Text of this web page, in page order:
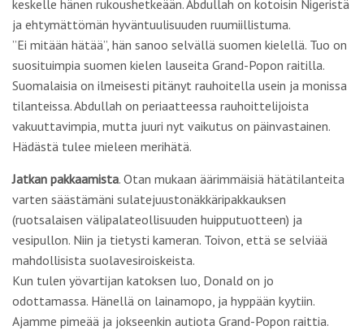
keskelle hänen rukoushetkeään. Abdullah on kotoisin Nigeristä
ja ehtymättömän hyväntuulisuuden ruumiillistuma.
”Ei mitään hätää”, hän sanoo selvällä suomen kielellä. Tuo on
suosituimpia suomen kielen lauseita Grand-Popon raitilla.
Suomalaisia on ilmeisesti pitänyt rauhoitella usein ja monissa
tilanteissa. Abdullah on periaatteessa rauhoittelijoista
vakuuttavimpia, mutta juuri nyt vaikutus on päinvastainen.
Hädästä tulee mieleen merihätä.
Jatkan pakkaamista. Otan mukaan äärimmäisiä hätätilanteita
varten säästämäni sulatejuustonäkkäripakkauksen
(ruotsalaisen välipalateollisuuden huipputuotteen) ja
vesipullon. Niin ja tietysti kameran. Toivon, että se selviää
mahdollisista suolavesiroiskeista.
Kun tulen yövartijan katoksen luo, Donald on jo
odottamassa. Hänellä on lainamopo, ja hyppään kyytiin.
Ajamme pimeää ja jokseenkin autiota Grand-Popon raittia.